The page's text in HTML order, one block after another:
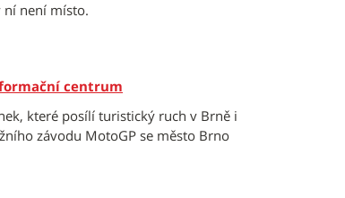
ní není místo.
centrum
které posílí turistický ruch v Brně i
závodu MotoGP se město Brno